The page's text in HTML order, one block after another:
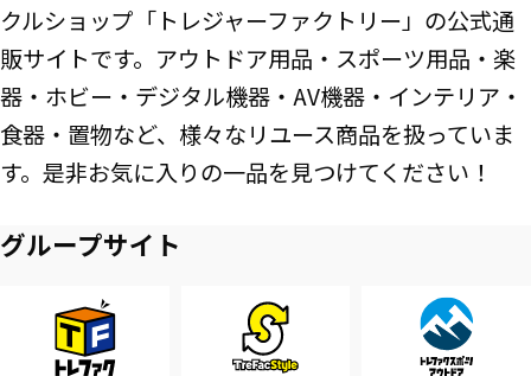
クルショップ「トレジャーファクトリー」の公式通
販サイトです。アウトドア用品・スポーツ用品・楽
器・ホビー・デジタル機器・AV機器・インテリア・
食器・置物など、様々なリユース商品を扱っていま
す。是非お気に入りの一品を見つけてください！
グループサイト